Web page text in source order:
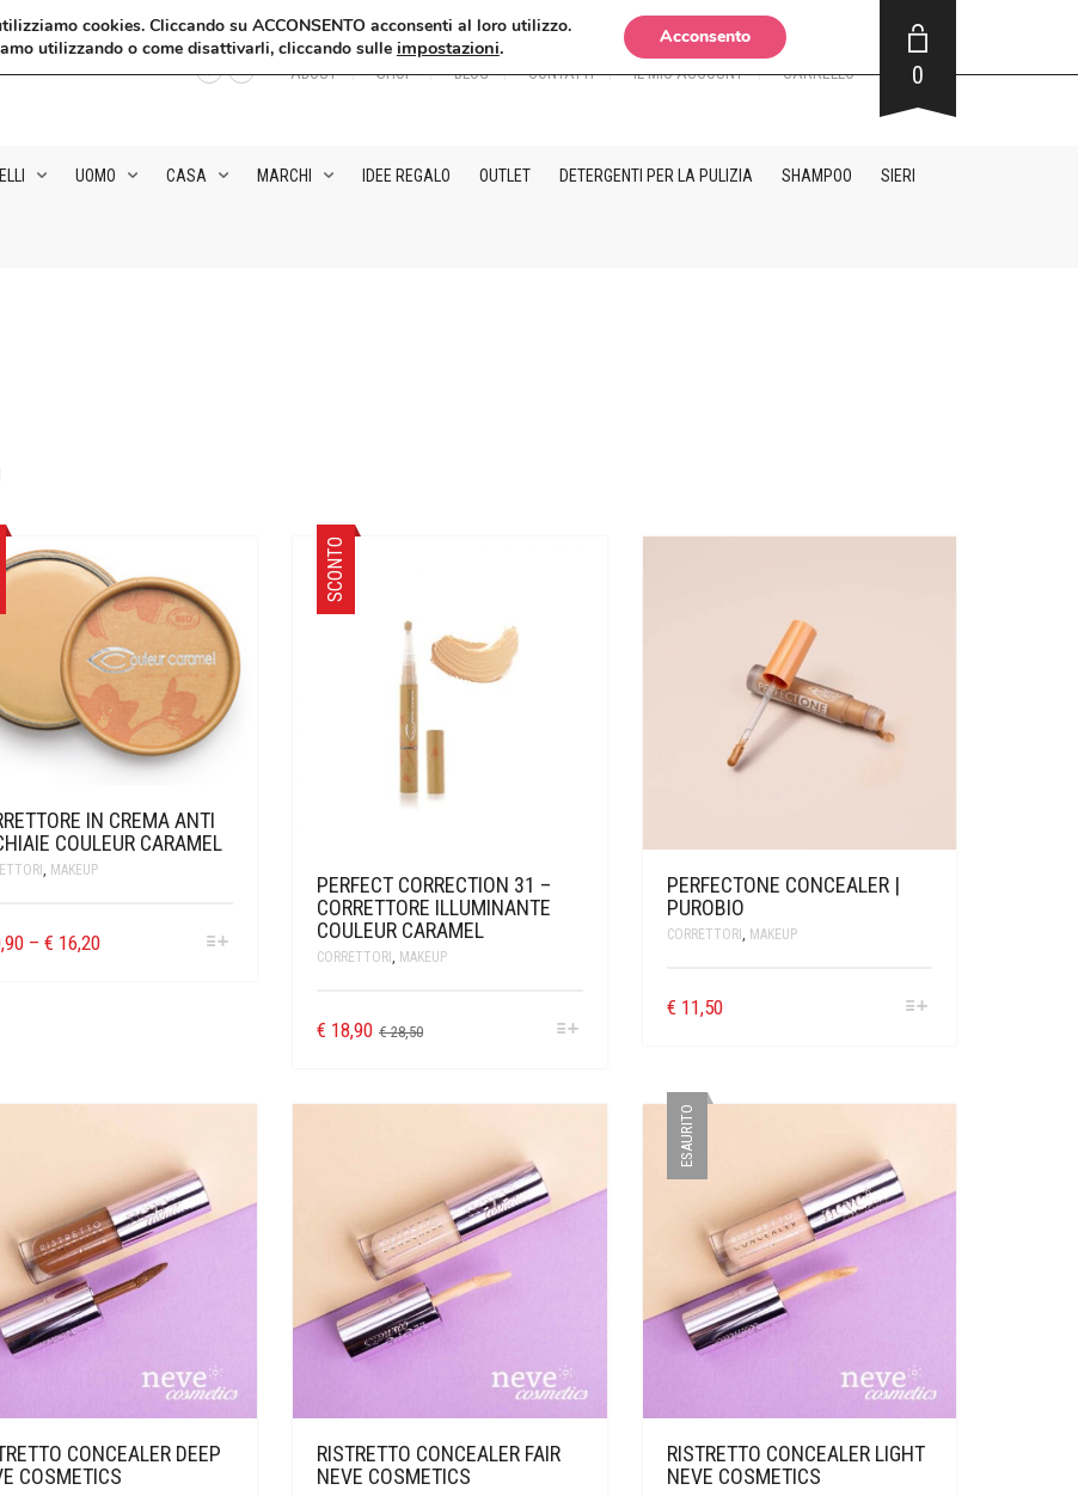
ABOUT SHOP BLOG CONTATTI IL MIO ACCOUNT CARRELLO 0
UOMO CASA MARCHI IDEE REGALO OUTLET DETERGENTI PER LA PULIZIA SHAMPOO SIERI
IN CREMA ANTI
COULEUR CARAMEL
MAKEUP
– € 16,20
SCONTO
PERFECT CORRECTION 31 –
CORRETTORE ILLUMINANTE
COULEUR CARAMEL
CORRETTORI , MAKEUP
€28,50
€ 18,90
PERFECTONE CONCEALER |
PUROBIO
CORRETTORI , MAKEUP
€ 11,50
CONCEALER DEEP
COSMETICS
RISTRETTO CONCEALER FAIR
NEVE COSMETICS
ESAURITO
RISTRETTO CONCEALER LIGHT
NEVE COSMETICS
cookies. Cliccando su ACCONSENTO acconsenti al loro utilizzo.
utilizzando o come disattivarli, cliccando sulle impostazioni. Acconsento